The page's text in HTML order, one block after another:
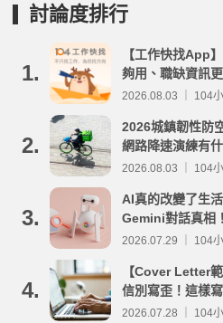
討論度排行
1.
【工作快找App
夠用、職缺資訊
2026.08.03 ｜ 104
2.
2026城鎮韌性防
網路降速演練有
事項整理
2026.08.03 ｜ 104
3.
AI真的改變了生
Gemini對話真相！
2026.07.29 ｜ 104
4.
【Cover Letter
信別寫歪！這樣
2026.07.28 ｜ 104